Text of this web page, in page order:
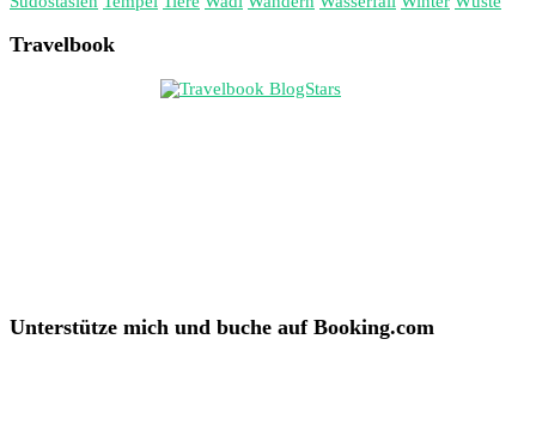
Travelbook
Unterstütze mich und buche auf Booking.com